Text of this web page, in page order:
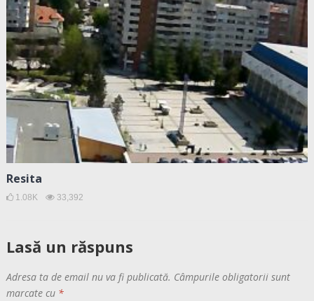
Resita
1.08K 33,392
Lasă un răspuns
Adresa ta de email nu va fi publicată. Câmpurile obligatorii sunt
marcate cu *